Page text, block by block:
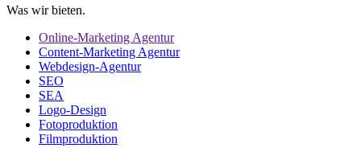
Was wir bieten.
Online-Marketing Agentur
Content-Marketing Agentur
Webdesign-Agentur
SEO
SEA
Logo-Design
Fotoproduktion
Filmproduktion